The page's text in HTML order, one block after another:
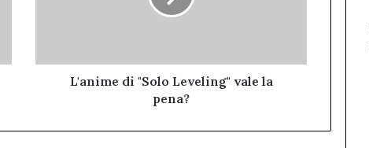
L'anime di "Solo Leveling" vale la
pena?